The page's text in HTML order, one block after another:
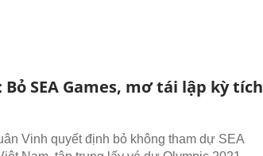
SEA Games, mơ tái lập kỳ tích
Vinh quyết định bỏ không tham dự SEA